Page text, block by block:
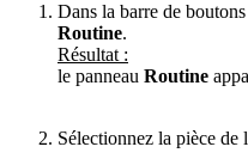
Dans la barre de
Routine.
Résultat :
le panneau Routine
Sélectionnez la pièce de